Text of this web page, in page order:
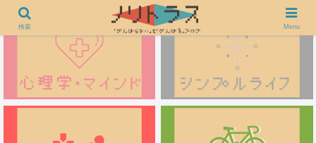
検索 Menu